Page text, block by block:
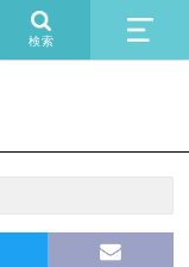
検索